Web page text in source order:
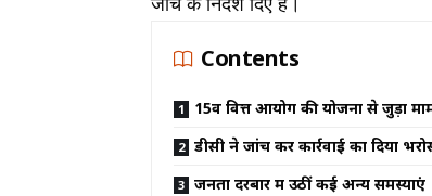
Contents
15वें वित्त आयोग की योजना से जुड़ा
डीसी ने जांच कर कार्रवाई का दिया
जनता दरबार में उठीं कई अन्य समस्याएं